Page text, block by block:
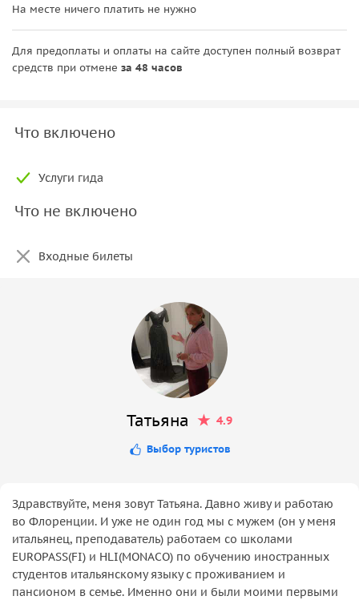
На месте ничего платить не нужно
Для предоплаты и оплаты на сайте доступен полный возврат
средств при отмене за 48 часов
Что включено
Услуги гида
Что не включено
Входные билеты
Татьяна 4.9
Выбор туристов
Здравствуйте, меня зовут Татьяна. Давно живу и работаю
во Флоренции. И уже не один год мы с мужем (он у меня
итальянец, преподаватель) работаем со школами
EUROPASS(FI) и HLI(MONACO) по обучению иностранных
студентов итальянскому языку с проживанием и
пансионом в семье. Именно они и были моими первыми